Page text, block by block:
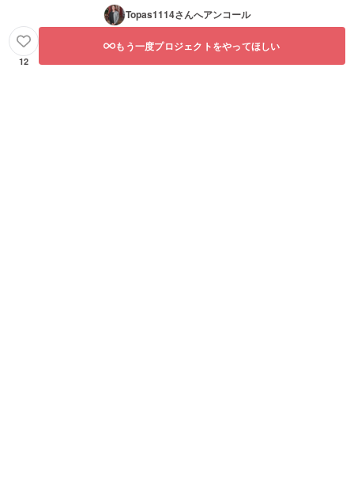
Topas1114さんへアンコール
12
もう一度プロジェクトをやってほしい